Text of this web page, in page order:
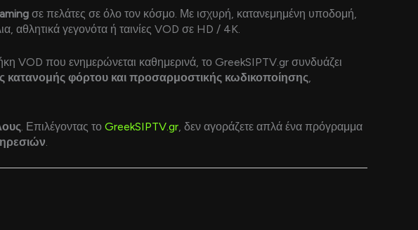
σε πελάτες σε όλο τον κόσμο. Με ισχυρή, κατανεμημένη υποδομή,
αθλητικά γεγονότα ή ταινίες VOD σε HD / 4K.
VOD που ενημερώνεται καθημερινά, το GreekSIPTV.gr συνδυάζει
κατανομής φόρτου και προσαρμοστικής κωδικοποίησης,
. Επιλέγοντας το GreekSIPTV.gr, δεν αγοράζετε απλά ένα πρόγραμμα
.